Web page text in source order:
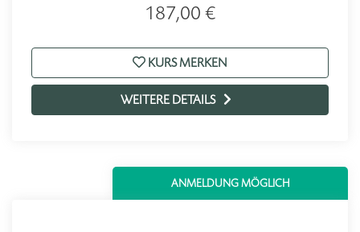
187,00 €
KURS MERKEN
WEITERE DETAILS
ANMELDUNG MÖGLICH